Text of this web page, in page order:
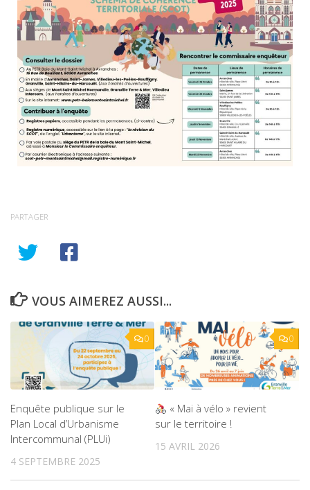
PARTAGER
VOUS AIMEREZ AUSSI...
0
Enquête publique sur le
Plan Local d’Urbanisme
Intercommunal (PLUi)
4 SEPTEMBRE 2025
0
« Mai à vélo » revient
sur le territoire !
15 AVRIL 2026